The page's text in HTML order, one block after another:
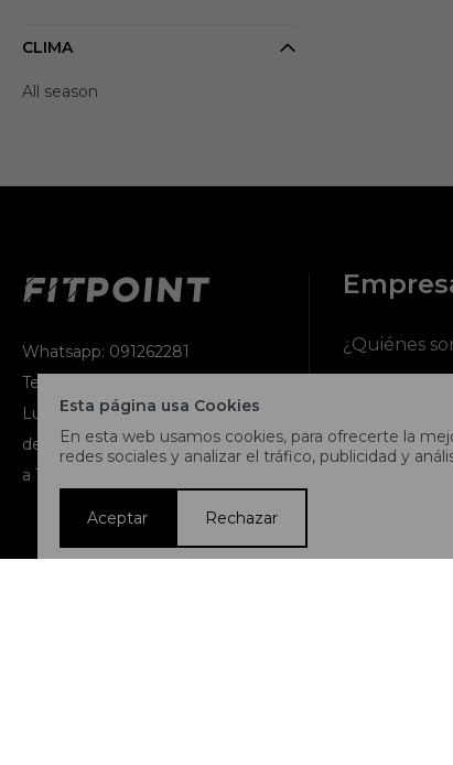
Esta página usa Cookies
En esta web usamos cookies, para ofrecerte la
redes sociales y analizar el tráfico, publicidad y
Aceptar Rechazar
CLIMA
All season
Whatsapp: 091262281
Teléfono: 2716 9991
Lunes a jueves de 9:00 a 13:00 y
de 14:00 a 17:45, viernes de 9:30
a 13:00 y de 14:00 a 17:45.
¿Quiénes
Términos y
Trabaja con